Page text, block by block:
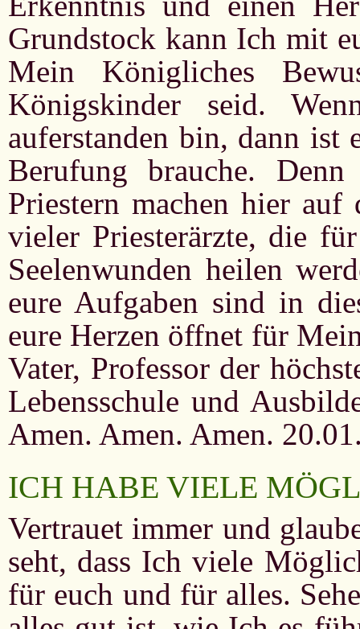
Grundstock kann Ich mit
Mein Königliches
Königskinder seid.
auferstanden bin, dann ist
Berufung brauche.
Priestern machen hier
vieler Priesterärzte, die
Seelenwunden heilen
eure Aufgaben sind in
eure Herzen öffnet für
Vater, Professor der
Lebensschule und
Amen. Amen. Amen.
ICH HABE VIELE
Vertrauet immer und
seht, dass Ich viele
für euch und für alles.